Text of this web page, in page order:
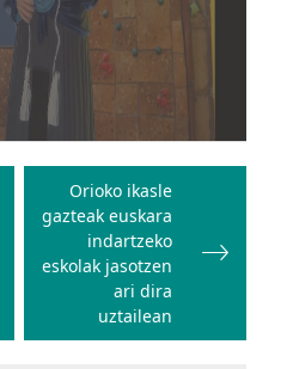
Orioko ikasle
gazteak euskara
indartzeko
eskolak jasotzen
ari dira
uztailean